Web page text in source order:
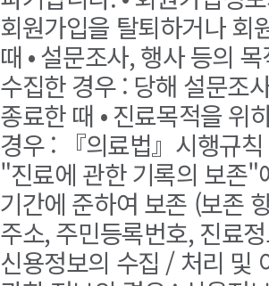
회원가입을 탈퇴하거나 회
때 • 설문조사, 행사 등의
수집한 경우 : 당해 설문조
종료한 때 • 진료목적을 위
경우 : 『의료법』시행규
"진료에 관한 기록의 보존"
기간에 준하여 보존 (보존
주소, 주민등록번호, 진료정
신용정보의 수집 / 처리 및